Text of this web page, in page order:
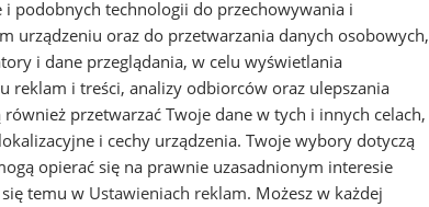
podobnych technologii do przechowywania i
urządzeniu oraz do przetwarzania danych osobowych,
i dane przeglądania, w celu wyświetlania
reklam i treści, analizy odbiorców oraz ulepszania
również przetwarzać Twoje dane w tych i innych celach,
i cechy urządzenia. Twoje wybory dotyczą
opierać się na prawnie uzasadnionym interesie
temu w Ustawieniach reklam. Możesz w każdej